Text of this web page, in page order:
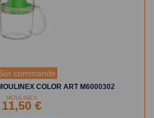
commande
COLOR ART M6000302
MOULINEX
11,50 €